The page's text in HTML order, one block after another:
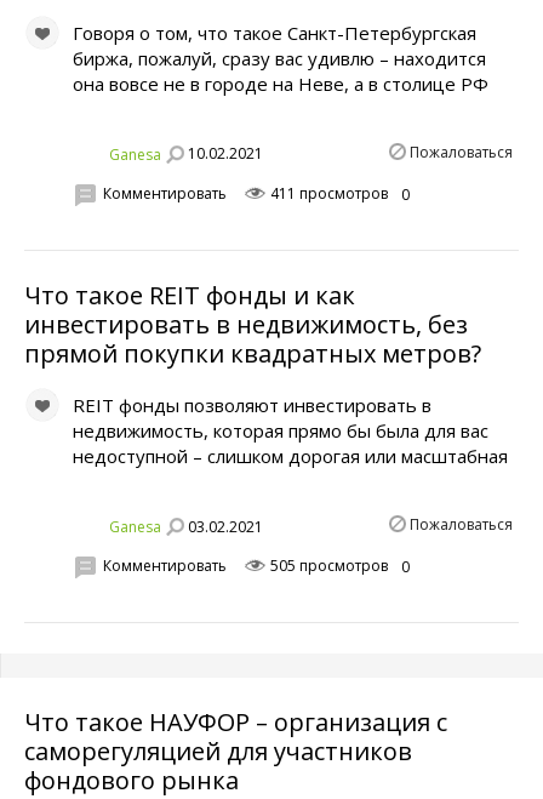
Говоря о том, что такое Санкт-Петербургская
биржа, пожалуй, сразу вас удивлю – находится
она вовсе не в городе на Неве, а в столице РФ
Ganesa 10.02.2021 Пожаловаться
Комментировать 411 просмотров 0
Что такое REIT фонды и как
инвестировать в недвижимость, без
прямой покупки квадратных метров?
REIT фонды позволяют инвестировать в
недвижимость, которая прямо бы была для вас
недоступной – слишком дорогая или масштабная
Ganesa 03.02.2021 Пожаловаться
Комментировать 505 просмотров 0
Что такое НАУФОР – организация с
саморегуляцией для участников
фондового рынка